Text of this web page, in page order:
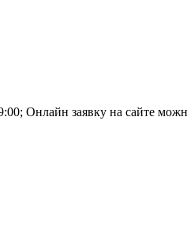
Онлайн заявку на сайте